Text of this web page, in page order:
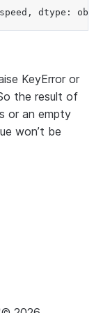
dtype:
KeyError or
the result of
or an empty
won’t be